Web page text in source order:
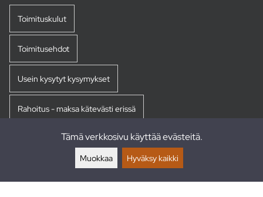
Toimituskulut
Toimitusehdot
Usein kysytyt kysymykset
Rahoitus - maksa kätevästi erissä
Tämä verkkosivu käyttää evästeitä.
Muokkaa Hyväksy kaikki